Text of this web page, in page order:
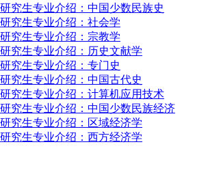
究生专业介绍：中国少数民族史
究生专业介绍：社会学
究生专业介绍：宗教学
究生专业介绍：历史文献学
究生专业介绍：专门史
究生专业介绍：中国古代史
究生专业介绍：计算机应用技术
究生专业介绍：中国少数民族经济
究生专业介绍：区域经济学
究生专业介绍：西方经济学